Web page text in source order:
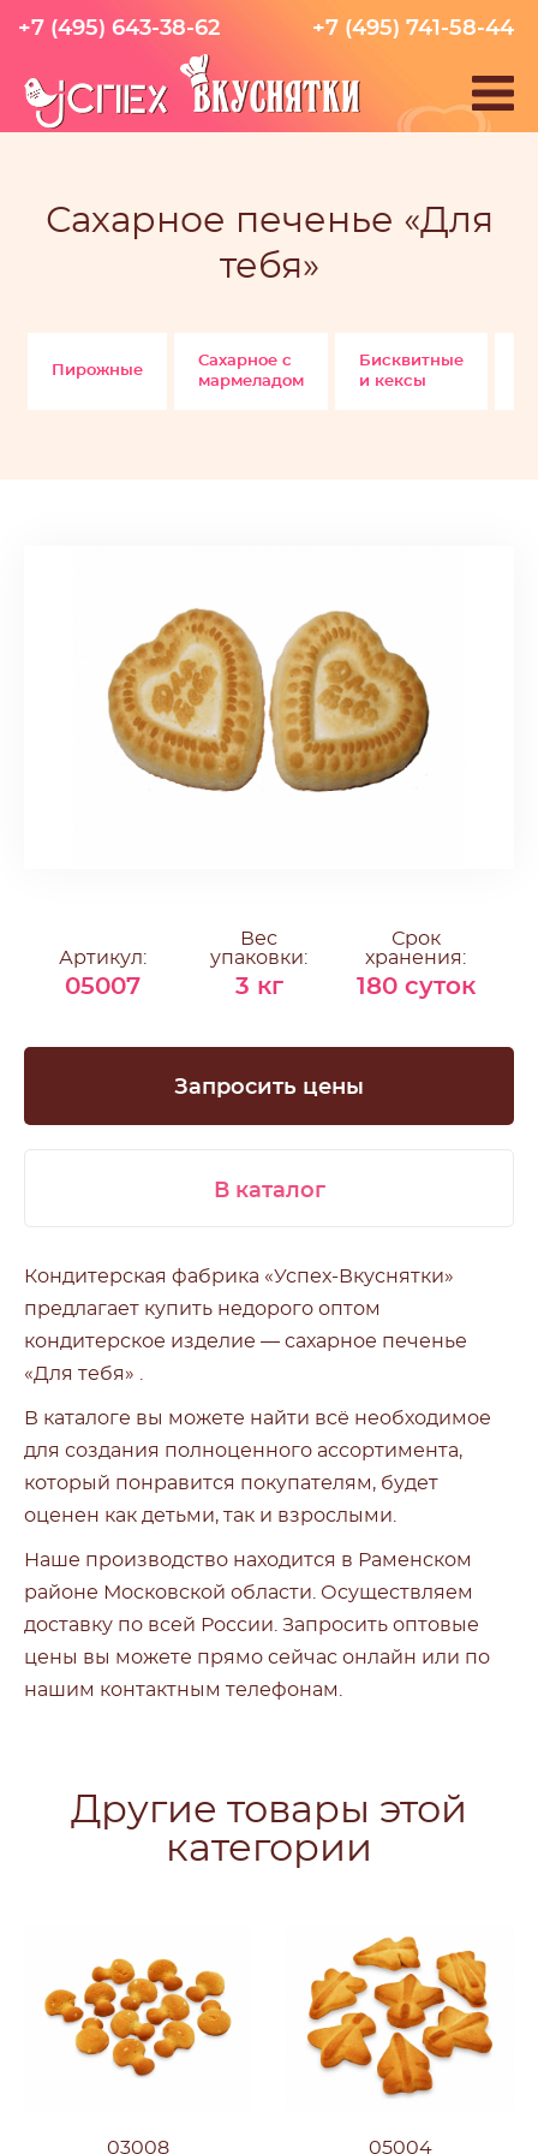
+7 (495) 643-38-62 +7 (495) 741-58-44
Сахарное печенье «Для
тебя»
Пирожные
Сахарное с
мармеладом
Бисквитные
и кексы
Артикул:
05007
Вес
упаковки:
3 кг
Срок
хранения:
180 суток
Запросить цены
В каталог
Кондитерская фабрика «Успех-Вкуснятки»
предлагает купить недорого оптом
кондитерское изделие — сахарное печенье
«Для тебя»
В каталоге вы можете найти всё необходимое
для создания полноценного ассортимента,
который понравится покупателям, будет
оценен как детьми, так и взрослыми.
Наше производство находится в Раменском
районе Московской области. Осуществляем
доставку по всей России. Запросить оптовые
цены вы можете прямо сейчас онлайн или по
нашим контактным телефонам.
Другие товары этой
категории
03008 05004